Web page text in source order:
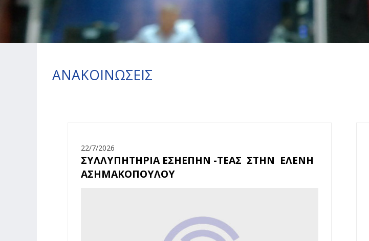
ΑΝΑΚΟΙΝΩΣΕΙΣ
22/7/2026
ΣΥΛΛΥΠΗΤΗΡΙΑ ΕΣΗΕΠΗΝ -ΤΕΑΣ ΣΤΗΝ ΕΛΕΝΗ
ΑΣΗΜΑΚΟΠΟΥΛΟΥ